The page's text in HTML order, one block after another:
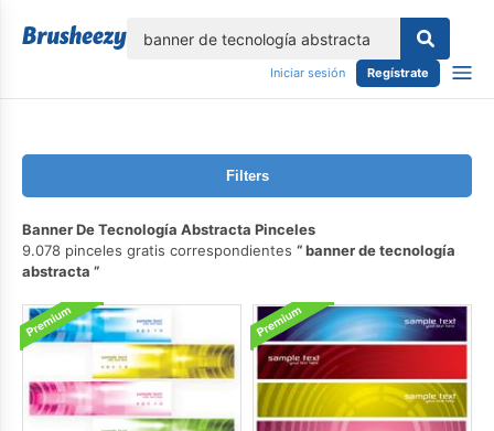
Iniciar sesión Regístrate
Filters
Banner De Tecnología Abstracta Pinceles
9.078 pinceles gratis correspondientes
banner de tecnología
abstracta